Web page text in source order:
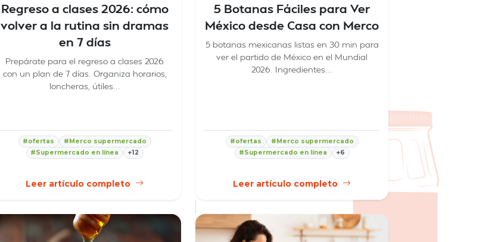
Regreso a clases 2026: cómo
volver a la rutina sin dramas
en 7 días
Prepárate para el regreso a clases 2026
con un plan de 7 días. Organiza horarios,
loncheras, útiles...
#ofertas
#Merco supermercado
#Supermercado en línea
+12
Leer artículo completo
5 Botanas Fáciles para Ver
México desde Casa con Merco
5 botanas mexicanas listas en 30 min para
ver el partido de México en el Mundial
2026. Ingredientes...
#ofertas
#Merco supermercado
#Supermercado en línea
+6
Leer artículo completo